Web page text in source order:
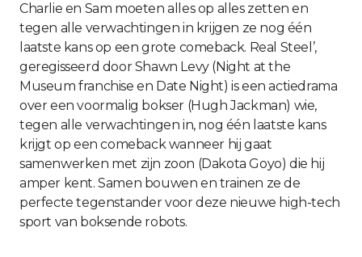
Charlie en Sam moeten alles op alles zetten en
tegen alle verwachtingen in krijgen ze nog één
laatste kans op een grote comeback. Real Steel’,
geregisseerd door Shawn Levy (Night at the
Museum franchise en Date Night) is een actiedrama
over een voormalig bokser (Hugh Jackman) wie,
tegen alle verwachtingen in, nog één laatste kans
krijgt op een comeback wanneer hij gaat
samenwerken met zijn zoon (Dakota Goyo) die hij
amper kent. Samen bouwen en trainen ze de
perfecte tegenstander voor deze nieuwe high-tech
sport van boksende robots.